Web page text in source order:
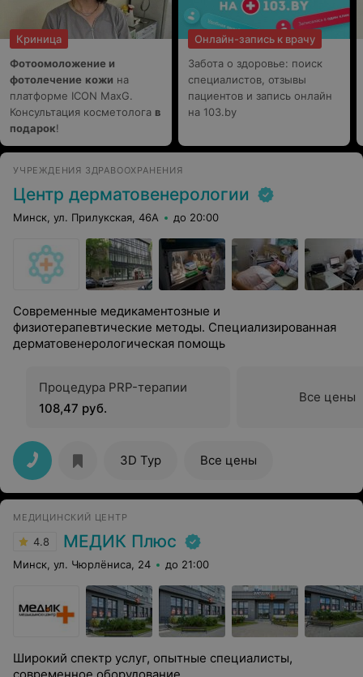
Криница
Фотоомоложение и
фотолечение кожи на
платформе ICON MaxG.
Консультация косметолога в
подарок!
Онлайн-запись к врачу
Забота о здоровье: поиск
специалистов, отзывы
пациентов и запись онлайн
на 103.by
УЧРЕЖДЕНИЯ ЗДРАВООХРАНЕНИЯ
Центр дерматовенерологии
Минск, ул. Прилукская, 46А до 20:00
Современные медикаментозные и
физиотерапевтические методы. Специализированная
дерматовенерологическая помощь
Процедура PRP-терапии
108,47 руб.
Все цены
3D Тур Все цены
МЕДИЦИНСКИЙ ЦЕНТР
4.8 МЕДИК Плюс
Минск, ул. Чюрлёниса, 24 до 21:00
Широкий спектр услуг, опытные специалисты,